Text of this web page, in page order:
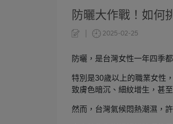
防曬大作戰！如何
2025-02-25
防曬，是台灣女性一年四季
特別是30歲以上的職業女性
致膚色暗沉、細紋增生，甚
然而，台灣氣候悶熱潮濕，